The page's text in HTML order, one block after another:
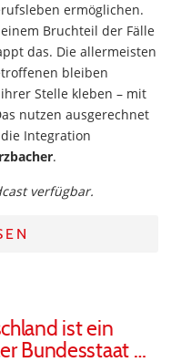
ermöglichen.
Bruchteil der Fälle
das. Die allermeisten
bleiben
Stelle kleben – mit
nutzen ausgerechnet
Integration
.
verfügbar.
ist ein
Bundesstaat …